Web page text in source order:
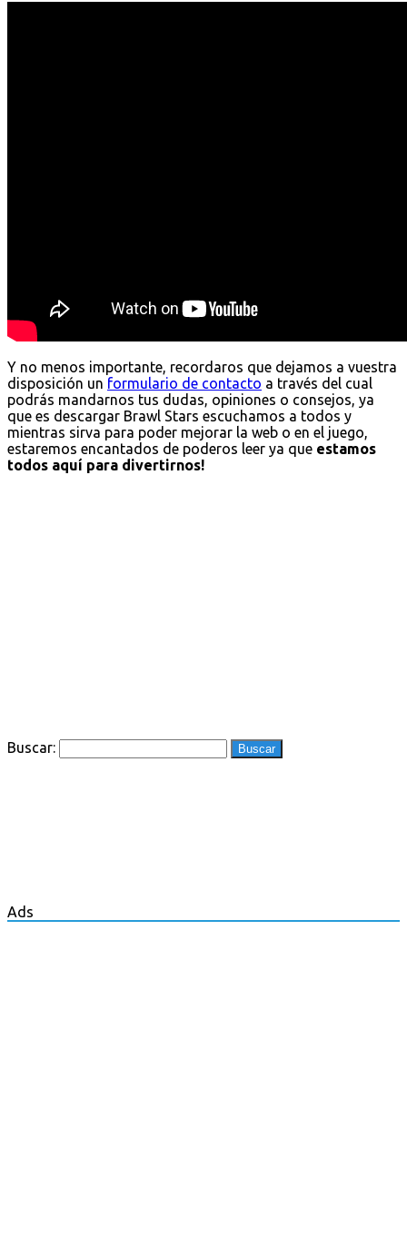
Y no menos importante, recordaros que dejamos a vuestra
disposición un formulario de contacto a través del cual
podrás mandarnos tus dudas, opiniones o consejos, ya
que es descargar Brawl Stars escuchamos a todos y
mientras sirva para poder mejorar la web o en el juego,
estaremos encantados de poderos leer ya que estamos
todos aquí para divertirnos!
Buscar:
Ads